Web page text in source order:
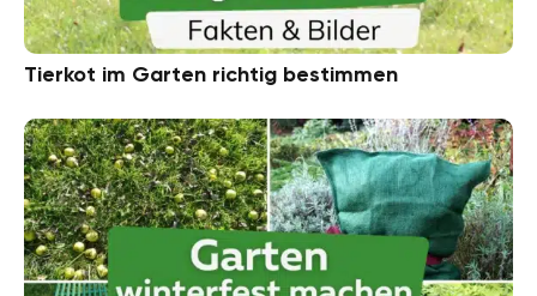
Tierkot im Garten richtig bestimmen